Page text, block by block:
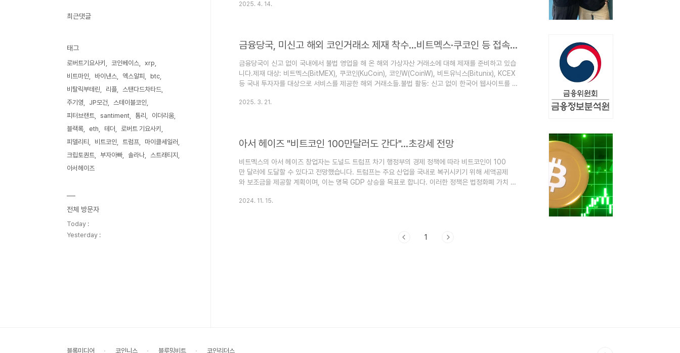
니다. 비트멕스는 2024년 자금세탁방지법 위반으로 유죄를 인정받아 벌금과 보호관찰형을 선고받은
2025. 4. 14.
금융당국, 미신고 해외 코인거래소 제재 착수…비트멕스·쿠코인 등 접속 차단 검토
금융당국이 신고 없이 국내에서 불법 영업을 해 온 해외 가상자산 거래소에 대해 제재를 준비하고 있습
니다.제재 대상: 비트멕스(BitMEX), 쿠코인(KuCoin), 코인W(CoinW), 비트유닉스(Bitunix), KCEX
등 국내 투자자를 대상으로 서비스를 제공한 해외 거래소들.불법 활동: 신고 없이 한국어 웹사이트를 운
매매 중개, 보관, 관리를 하기 위해서는 특정금융정보법(특금법)에 따라 금융정보분석원(FIU)에 신고 및
2025. 3. 21.
아서 헤이즈 "비트코인 100만달러도 간다"…초강세 전망
비트멕스의 아서 헤이즈 창업자는 도널드 트럼프 차기 행정부의 경제 정책에 따라 비트코인이 100
만 달러에 도달할 수 있다고 전망했습니다. 트럼프는 주요 산업을 국내로 복귀시키기 위해 세액공제
와 보조금을 제공할 계획이며, 이는 명목 GDP 상승을 목표로 합니다. 이러한 정책은 법정화폐 가치 하
을 장기적으로 매수할 것을 권장했습니
2024. 11. 15.
1
최근댓글
태그
로버트기요사키 코인베이스
xrp
비트마인
바이낸스 엑스알피
btc
비탈릭부테린
리플
스탠다드차타드
주기영
JP모건
스테이블코인
피터브랜트
santiment 톰리
이더리움
블랙록
eth 테더
로버트 기요사키
피델리티
비트코인 트럼프
마이클세일러
크립토퀀트
부자아빠 솔라나
스트래티지
아서헤이즈
전체 방문자
Today :
Yesterday :
블록미디어 코인니스 블루밍비트 코인리더스